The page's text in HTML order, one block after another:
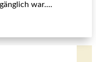
war....